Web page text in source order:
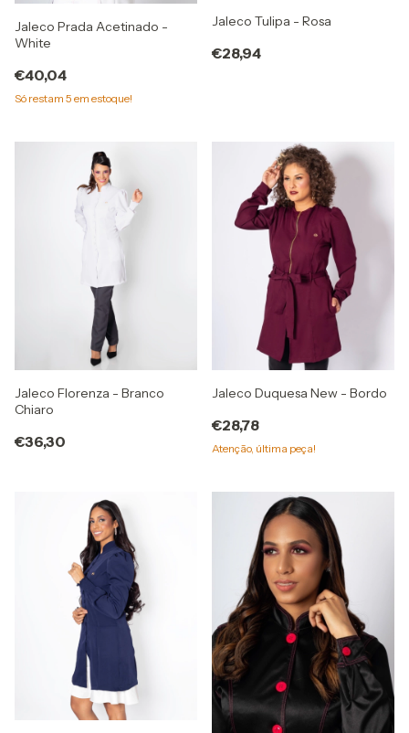
Jaleco Prada Acetinado -
White
€40,04
Só restam 5 em estoque!
Jaleco Tulipa - Rosa
€28,94
Jaleco Florenza - Branco
Chiaro
€36,30
Jaleco Duquesa New - Bordo
€28,78
Atenção, última peça!